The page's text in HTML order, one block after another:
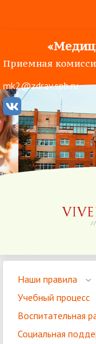
Приемная
mk2@zdrav.spb.ru
Наши правила
Учебный процесс
Воспитательная
Социальная